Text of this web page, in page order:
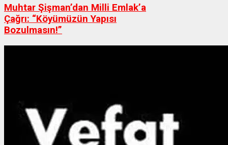
Muhtar Şişman’dan Milli Emlak’a
Çağrı: “Köyümüzün Yapısı
Bozulmasın!”